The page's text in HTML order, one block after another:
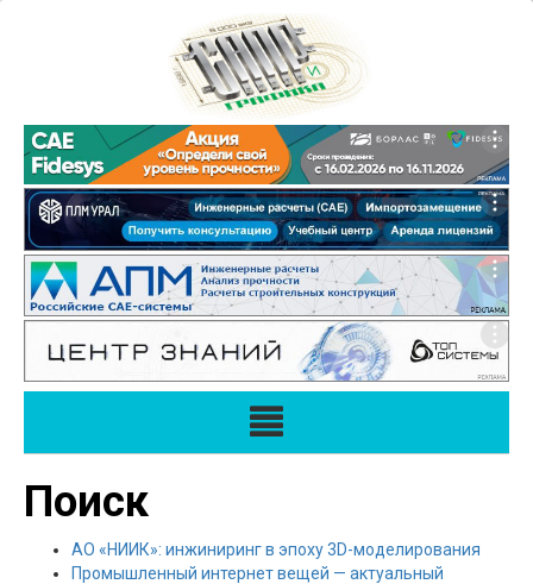
Поиск
АО «НИИК»: инжиниринг в эпоху 3D-моделирования
Промышленный интернет вещей — актуальный